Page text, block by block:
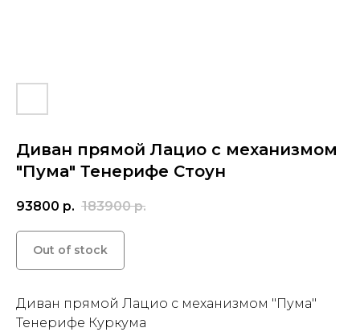
Диван прямой Лацио с механизмом
"Пума" Тенерифе Стоун
93800 р. 183900 р.
Out of stock
Диван прямой Лацио с механизмом "Пума"
Тенерифе Куркума